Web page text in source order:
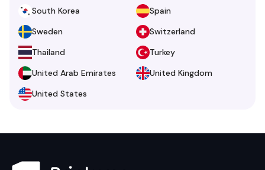
South Korea
Spain
Sweden
Switzerland
Thailand
Turkey
United Arab Emirates
United Kingdom
United States